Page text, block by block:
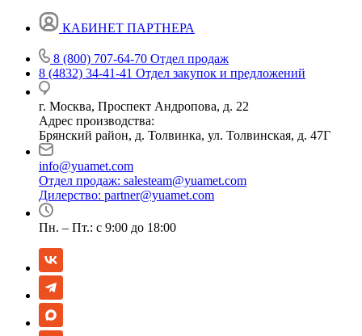
КАБИНЕТ ПАРТНЕРА
8 (800) 707-64-70 Отдел продаж
8 (4832) 34-41-41 Отдел закупок и предложений
г. Москва, Проспект Андропова, д. 22
Адрес производства:
Брянский район, д. Толвинка, ул. Толвинская, д. 47Г
info@yuamet.com
Отдел продаж: salesteam@yuamet.com
Дилерство: partner@yuamet.com
Пн. – Пт.: с 9:00 до 18:00